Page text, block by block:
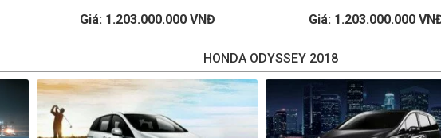
Giá: 1.203.000.000 VNĐ Giá: 1.203.000.000
HONDA ODYSSEY 2018